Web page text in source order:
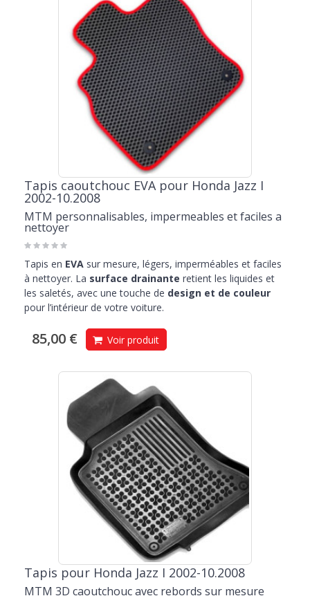
Tapis caoutchouc EVA pour Honda Jazz I
2002-10.2008
MTM personnalisables, impermeables et faciles a
nettoyer
Tapis en EVA sur mesure, légers, imperméables et faciles
à nettoyer. La surface drainante retient les liquides et
les saletés, avec une touche de design et de couleur
pour l’intérieur de votre voiture.
85,00 € Voir produit
Tapis pour Honda Jazz I 2002-10.2008
MTM 3D caoutchouc avec rebords sur mesure